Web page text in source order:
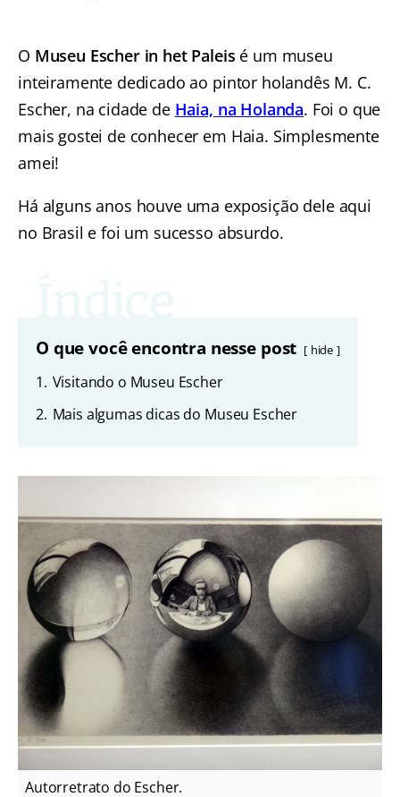
O Museu Escher in het Paleis é um museu
inteiramente dedicado ao pintor holandês M. C.
Escher, na cidade de Haia, na Holanda. Foi o que
mais gostei de conhecer em Haia. Simplesmente
amei!
Há alguns anos houve uma exposição dele aqui
no Brasil e foi um sucesso absurdo.
O que você encontra nesse post hide
1. Visitando o Museu Escher
2. Mais algumas dicas do Museu Escher
Autorretrato do Escher.